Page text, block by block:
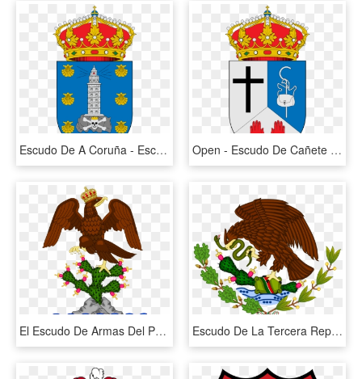
Escudo De A Coruña - Escudo Torres De La Alameda, HD Png Download Open - Escudo De Cañete De Las Torres, HD Png Download
El Escudo De Armas Del Primer Imperio Mexicano Durante - Escudo De La Bandera De Iturbide, HD Png Download Escudo De La Tercera República Federal De Los Estados - Escudo De La Bandera De 1934, HD Png Download